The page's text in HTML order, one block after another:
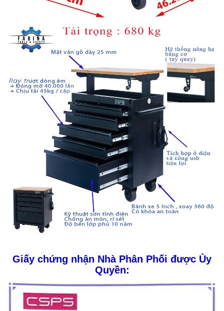
Giấy chứng nhận Nhà Phân Phối được Ủy
Quyền: